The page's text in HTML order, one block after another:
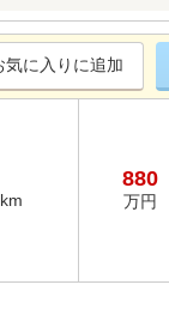
気に入りに追加
880
万円